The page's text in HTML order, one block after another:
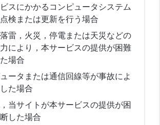
スにかかるコンピュータシステム
検または更新を行う場合
雷，火災，停電または天災などの
により，本サービスの提供が困難
場合
ータまたは通信回線等が事故によ
た場合
当サイトが本サービスの提供が困
した場合